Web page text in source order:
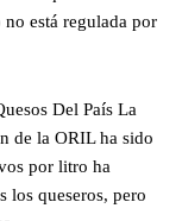
no está regulada por
Del País La
de la ORIL ha sido
por litro ha
los queseros, pero